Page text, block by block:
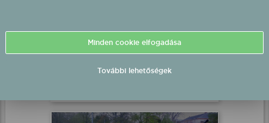
Nagyvenyim, Liget
2026.08.01 17:15 UTC+2
Minden cookie elfogadása
További lehetőségek